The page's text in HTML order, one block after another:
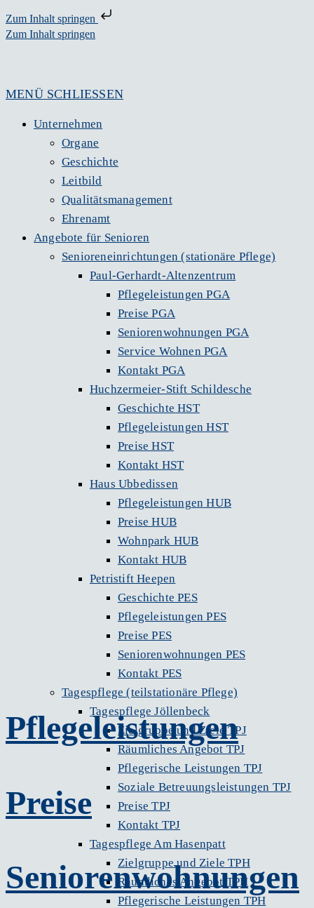
Zum Inhalt springen
Zum Inhalt springen
MENÜ SCHLIESSEN
Unternehmen
Organe
Geschichte
Leitbild
Qualitätsmanagement
Ehrenamt
Angebote für Senioren
Senioreneinrichtungen (stationäre Pflege)
Paul-Gerhardt-Altenzentrum
Pflegeleistungen PGA
Preise PGA
Seniorenwohnungen PGA
Service Wohnen PGA
Kontakt PGA
Huchzermeier-Stift Schildesche
Geschichte HST
Pflegeleistungen HST
Preise HST
Kontakt HST
Haus Ubbedissen
Pflegeleistungen HUB
Preise HUB
Wohnpark HUB
Kontakt HUB
Petristift Heepen
Geschichte PES
Pflegeleistungen PES
Preise PES
Seniorenwohnungen PES
Kontakt PES
Tagespflege (teilstationäre Pflege)
Tagespflege Jöllenbeck
Zielgruppe und Ziele TPJ
Räumliches Angebot TPJ
Pflegerische Leistungen TPJ
Soziale Betreuungsleistungen TPJ
Preise TPJ
Kontakt TPJ
Tagespflege Am Hasenpatt
Zielgruppe und Ziele TPH
Räumliches Angebot TPH
Pflegerische Leistungen TPH
Pflegeleistungen
Preise
Seniorenwohnungen